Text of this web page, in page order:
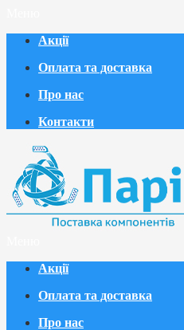
Акції
Оплата та доставка
Про нас
Контакти
Акції
Оплата та доставка
Про нас